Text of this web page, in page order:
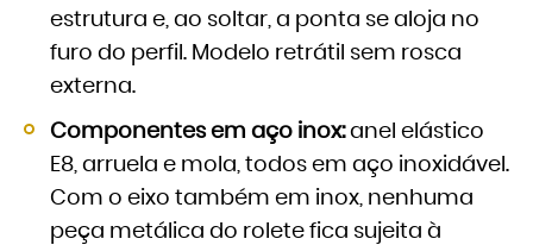
estrutura e, ao soltar, a ponta se aloja no
furo do perfil. Modelo retrátil sem rosca
externa.
Componentes em aço inox:anel elástico
E8, arruela e mola, todos em aço inoxidável.
Com o eixo também em inox, nenhuma
peça metálica do rolete fica sujeita à